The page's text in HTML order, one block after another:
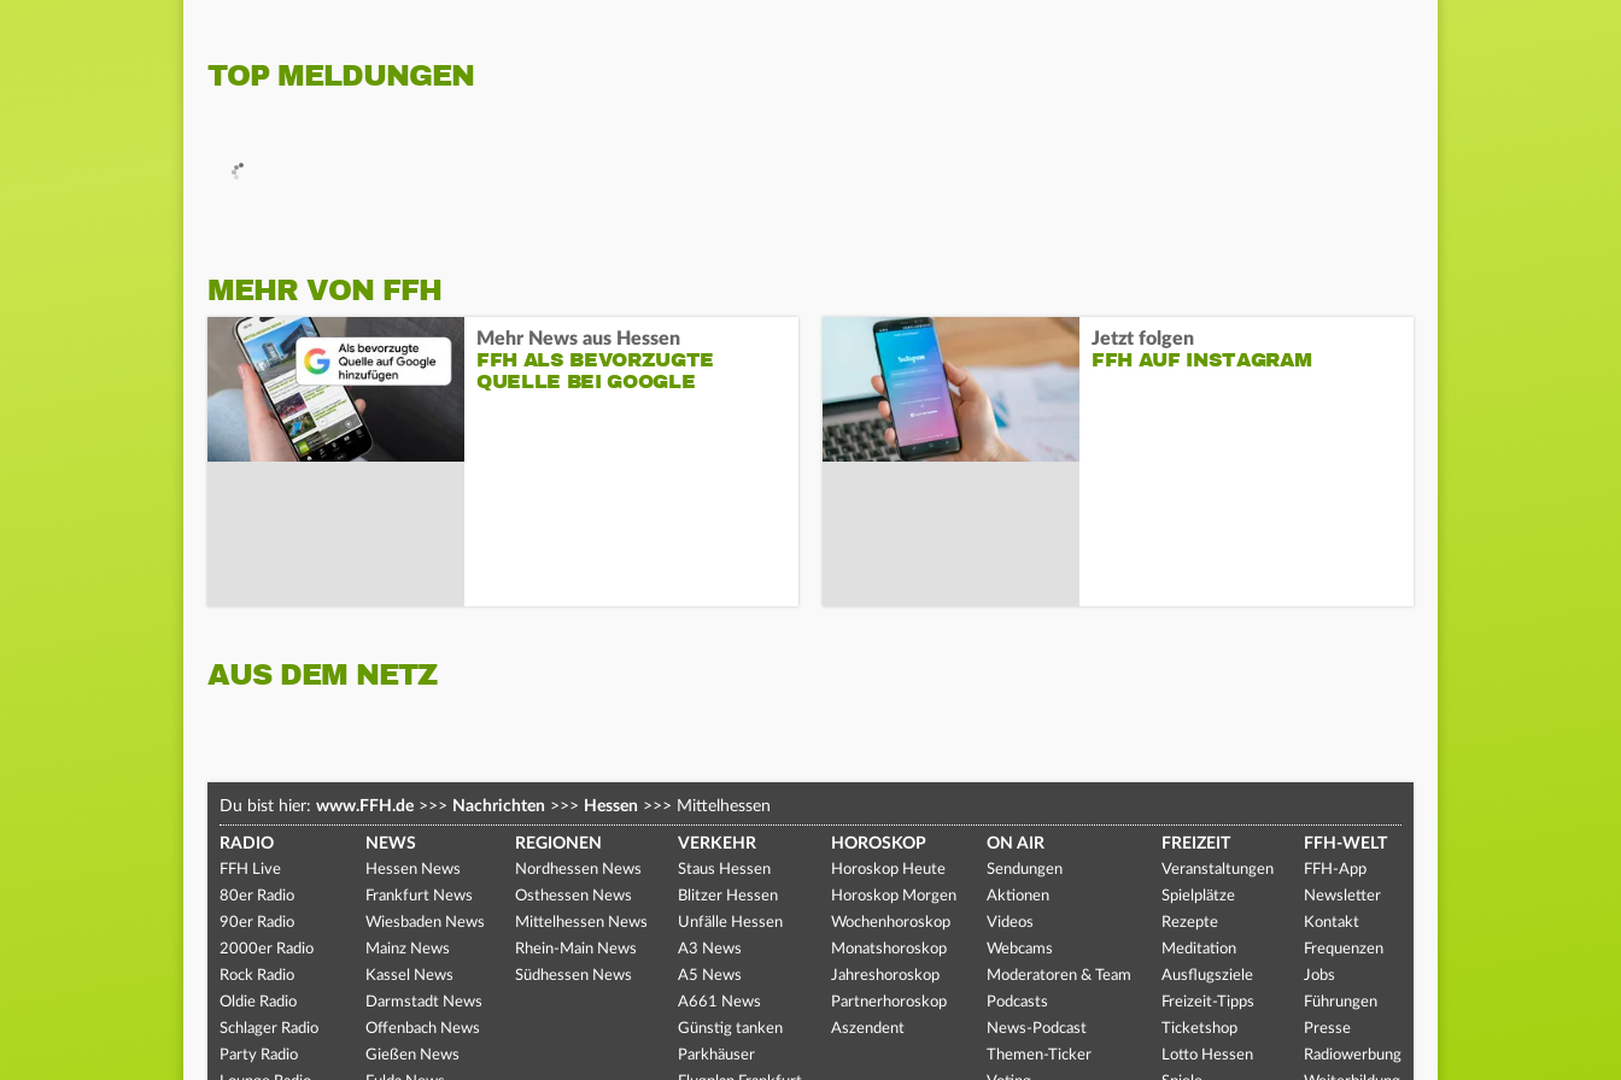
TOP MELDUNGEN
MEHR VON FFH
Mehr News aus Hessen
FFH ALS BEVORZUGTE
QUELLE BEI GOOGLE
Jetzt folgen
FFH AUF INSTAGRAM
AUS DEM NETZ
Du bist hier: www.FFH.de >>> Nachrichten >>> Hessen >>> Mittelhessen
RADIO
FFH Live
80er Radio
90er Radio
2000er Radio
Rock Radio
Oldie Radio
Schlager Radio
Party Radio
NEWS
Hessen News
Frankfurt News
Wiesbaden News
Mainz News
Kassel News
Darmstadt News
Offenbach News
Gießen News
REGIONEN
Nordhessen News
Osthessen News
Mittelhessen News
Rhein-Main News
Südhessen News
VERKEHR
Staus Hessen
Blitzer Hessen
Unfälle Hessen
A3 News
A5 News
A661 News
Günstig tanken
Parkhäuser
HOROSKOP
Horoskop Heute
Horoskop Morgen
Wochenhoroskop
Monatshoroskop
Jahreshoroskop
Partnerhoroskop
Aszendent
ON AIR
Sendungen
Aktionen
Videos
Webcams
Moderatoren & Team
Podcasts
News-Podcast
Themen-Ticker
FREIZEIT
Veranstaltungen
Spielplätze
Rezepte
Meditation
Ausflugsziele
Freizeit-Tipps
Ticketshop
Lotto Hessen
FFH-WELT
FFH-App
Newsletter
Kontakt
Frequenzen
Jobs
Führungen
Presse
Radiowerbung